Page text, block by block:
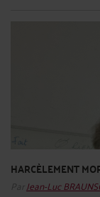
HARCÈLEMENT
Par Jean-Luc